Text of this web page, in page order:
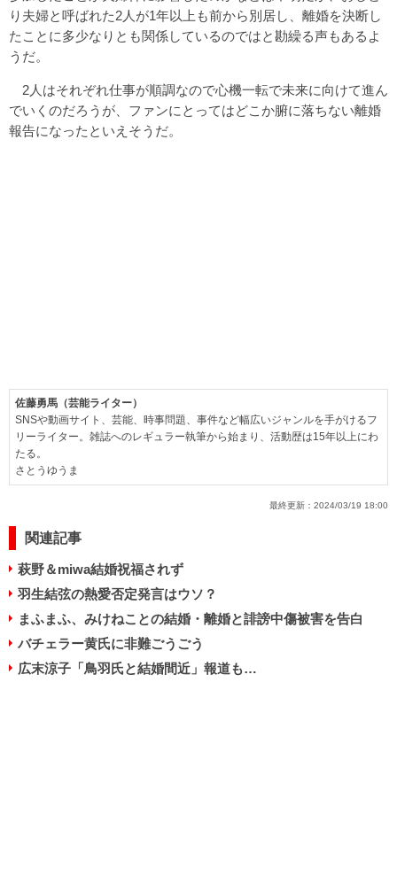
り夫婦と呼ばれた2人が1年以上も前から別居し、離婚を決断し
たことに多少なりとも関係しているのではと勘繰る声もあるよ
うだ。
2人はそれぞれ仕事が順調なので心機一転で未来に向けて進ん
でいくのだろうが、ファンにとってはどこか腑に落ちない離婚
報告になったといえそうだ。
佐藤勇馬（芸能ライター）
SNSや動画サイト、芸能、時事問題、事件など幅広いジャンルを手がけるフ
リーライター。雑誌へのレギュラー執筆から始まり、活動歴は15年以上にわ
たる。
さとうゆうま
最終更新： 2024/03/19 18:00
関連記事
萩野＆miwa結婚祝福されず
羽生結弦の熱愛否定発言はウソ？
まふまふ、みけねことの結婚・離婚と誹謗中傷被害を告白
バチェラー黄氏に非難ごうごう
広末涼子「鳥羽氏と結婚間近」報道も…